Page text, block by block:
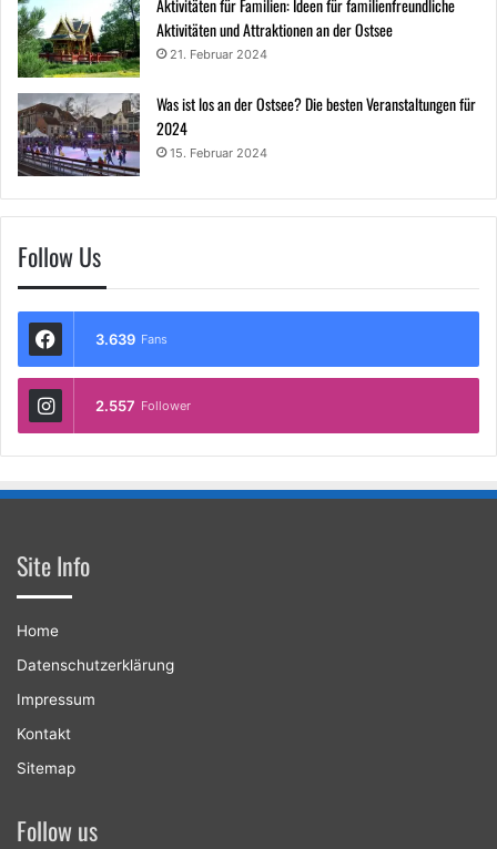
Aktivitäten für Familien: Ideen für familienfreundliche
Aktivitäten und Attraktionen an der Ostsee
21. Februar 2024
Was ist los an der Ostsee? Die besten Veranstaltungen für
2024
15. Februar 2024
Follow Us
3.639 Fans
2.557 Follower
Site Info
Home
Datenschutzerklärung
Impressum
Kontakt
Sitemap
Follow us